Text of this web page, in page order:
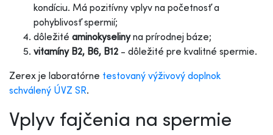
kondíciu. Má pozitívny vplyv na početnosť a
pohyblivosť spermií;
dôležité aminokyselinyna prírodnej báze;
vitamíny B2, B6, B12 - dôležité pre kvalitné spermie.
Zerex je laboratórne testovaný výživový doplnok
schválený ÚVZ SR.
Vplyv fajčenia na spermie